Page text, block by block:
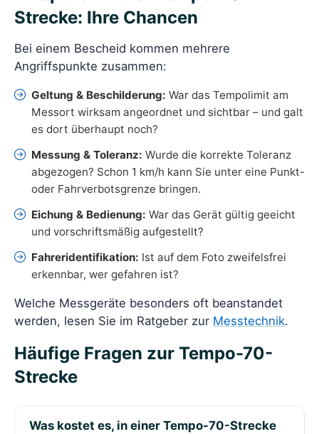
Strecke: Ihre Chancen
Bei einem Bescheid kommen mehrere
Angriffspunkte zusammen:
Geltung & Beschilderung: War das Tempolimit am
Messort wirksam angeordnet und sichtbar – und galt
es dort überhaupt noch?
Messung & Toleranz: Wurde die korrekte Toleranz
abgezogen? Schon 1 km/h kann Sie unter eine Punkt-
oder Fahrverbotsgrenze bringen.
Eichung & Bedienung: War das Gerät gültig geeicht
und vorschriftsmäßig aufgestellt?
Fahreridentifikation: Ist auf dem Foto zweifelsfrei
erkennbar, wer gefahren ist?
Welche Messgeräte besonders oft beanstandet
werden, lesen Sie im Ratgeber zur Messtechnik.
Häufige Fragen zur Tempo-70-
Strecke
Was kostet es, in einer Tempo-70-Strecke